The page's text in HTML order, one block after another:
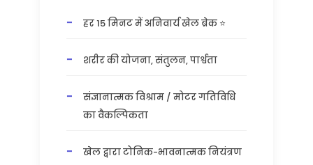
हर 15 मिनट में अनिवार्य खेल ब्रेक ⭐
शरीर की योजना, संतुलन, पार्श्वता
संज्ञानात्मक विश्राम / मोटर गतिविधि
का वैकल्पिकता
खेल द्वारा टोनिक-भावनात्मक नियंत्रण